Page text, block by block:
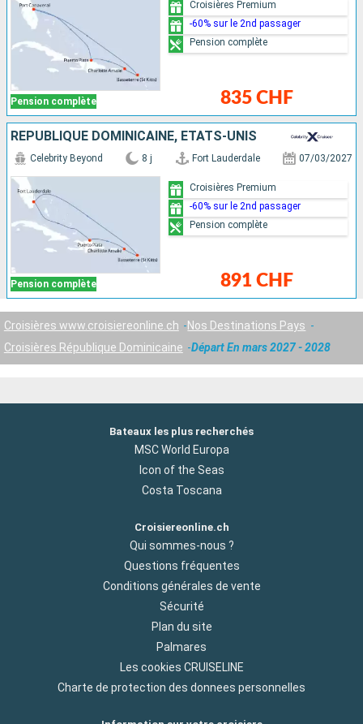
Pension complète 835 CHF
Croisières Premium
-60% sur le 2nd passager
Pension complète
RÉPUBLIQUE DOMINICAINE, ÉTATS-UNIS
Pension complète
Celebrity Beyond 8 j Fort Lauderdale 07/03/2027
891 CHF
Croisières Premium
-60% sur le 2nd passager
Pension complète
Croisières www.croisiereonline.ch
Nos Destinations Pays
Croisières République Dominicaine
Départ En mars 2027 - 2028
Bateaux les plus recherchés
MSC World Europa
Icon of the Seas
Costa Toscana
Croisiereonline.ch
Qui sommes-nous ?
Questions fréquentes
Conditions générales de vente
Sécurité
Plan du site
Palmares
Les cookies CRUISELINE
Charte de protection des donnees personnelles